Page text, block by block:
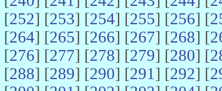
[252] [253] [254] [255] [256] [
[264] [265] [266] [267] [268] [
[276] [277] [278] [279] [280] [
[288] [289] [290] [291] [292] [